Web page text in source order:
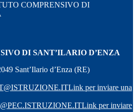
COMPRENSIVO DI
DI SANT’ILARIO D’ENZA
Sant’Ilario d’Enza (RE)
Link per inviare una
Link per inviare